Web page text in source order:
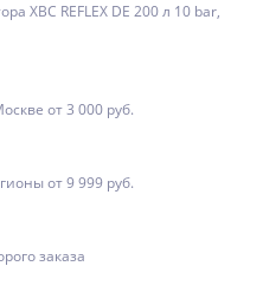
ХВС REFLEX DE 200 л 10 bar,
от 3 000 руб.
от 9 999 руб.
заказа